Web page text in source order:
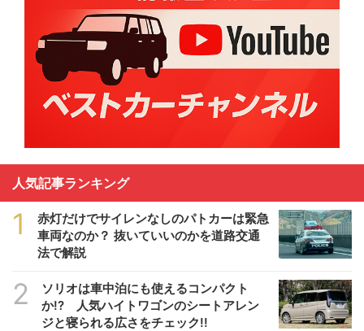
人気記事ランキング
1
赤灯だけでサイレンなしのパトカーは緊急
車両なのか？ 抜いていいのかを道路交通
法で解説
2
ソリオは車中泊にも使えるコンパクト
か!? 人気ハイトワゴンのシートアレン
ジと寝られる広さをチェック!!